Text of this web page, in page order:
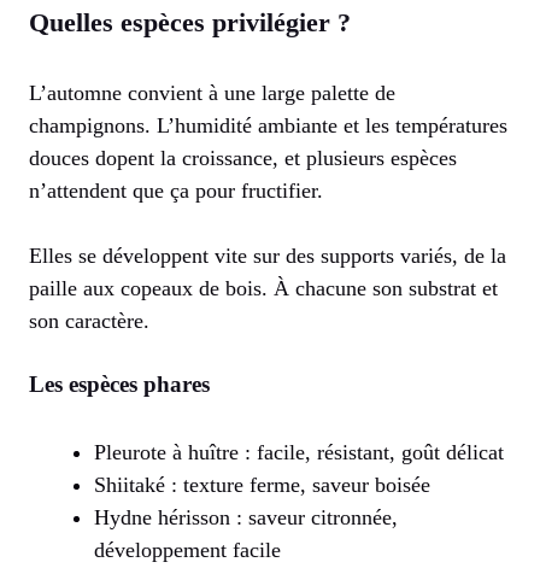
Quelles espèces privilégier ?
L’automne convient à une large palette de
champignons. L’humidité ambiante et les températures
douces dopent la croissance, et plusieurs espèces
n’attendent que ça pour fructifier.
Elles se développent vite sur des supports variés, de la
paille aux copeaux de bois. À chacune son substrat et
son caractère.
Les espèces phares
Pleurote à huître : facile, résistant, goût délicat
Shiitaké : texture ferme, saveur boisée
Hydne hérisson : saveur citronnée,
développement facile